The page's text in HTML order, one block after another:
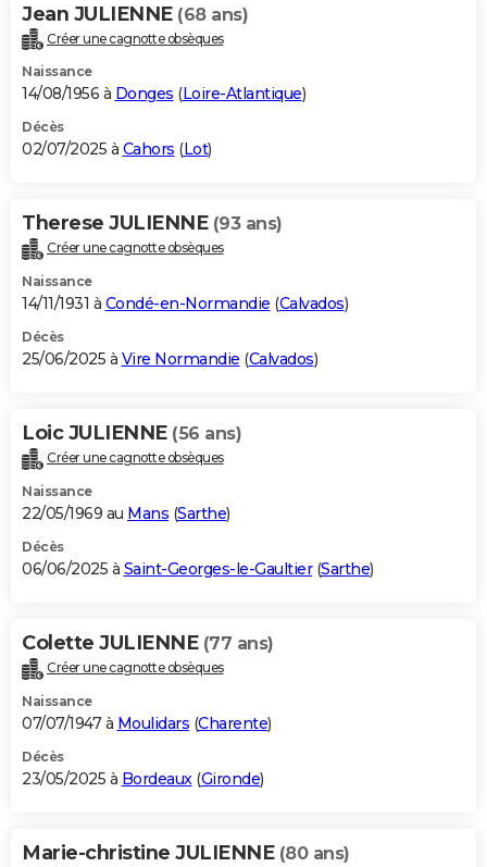
Jean JULIENNE (68 ans)
Créer une cagnotte obsèques
Naissance
14/08/1956 à Donges (Loire-Atlantique)
Décès
02/07/2025 à Cahors (Lot)
Therese JULIENNE (93 ans)
Créer une cagnotte obsèques
Naissance
14/11/1931 à Condé-en-Normandie (Calvados)
Décès
25/06/2025 à Vire Normandie (Calvados)
Loic JULIENNE (56 ans)
Créer une cagnotte obsèques
Naissance
22/05/1969 au Mans (Sarthe)
Décès
06/06/2025 à Saint-Georges-le-Gaultier(Sarthe)
Colette JULIENNE (77 ans)
Créer une cagnotte obsèques
Naissance
07/07/1947 à Moulidars (Charente)
Décès
23/05/2025 à Bordeaux(Gironde)
Marie-christine JULIENNE (80 ans)